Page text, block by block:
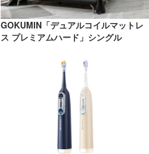
GOKUMIN「デュアルコイルマットレ
ス プレミアムハード」シングル